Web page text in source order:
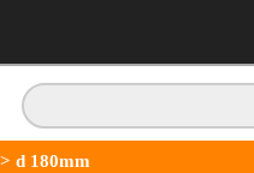
> d 180mm